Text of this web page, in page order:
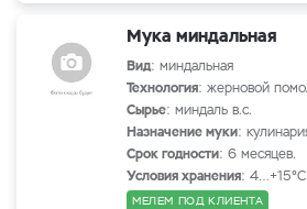
Мука миндальная
Вид: миндальная
Технология: жерновой
Сырье: миндаль в.с.
Назначение муки:
Срок годности: 6 месяцев.
Условия хранения: 4…+15°С
МЕЛЕМ ПОД КЛИЕНТА